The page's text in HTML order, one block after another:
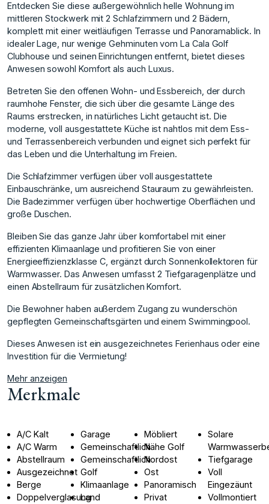
Entdecken Sie diese außergewöhnlich helle Wohnung im
mittleren Stockwerk mit 2 Schlafzimmern und 2 Bädern,
komplett mit einer weitläufigen Terrasse und Panoramablick. In
idealer Lage, nur wenige Gehminuten vom La Cala Golf
Clubhouse und seinen Einrichtungen entfernt, bietet dieses
Anwesen sowohl Komfort als auch Luxus.
Betreten Sie den offenen Wohn- und Essbereich, der durch
raumhohe Fenster, die sich über die gesamte Länge des
Raums erstrecken, in natürliches Licht getaucht ist. Die
moderne, voll ausgestattete Küche ist nahtlos mit dem Ess-
und Terrassenbereich verbunden und eignet sich perfekt für
das Leben und die Unterhaltung im Freien.
Die Schlafzimmer verfügen über voll ausgestattete
Einbauschränke, um ausreichend Stauraum zu gewährleisten.
Die Badezimmer verfügen über hochwertige Oberflächen und
große Duschen.
Bleiben Sie das ganze Jahr über komfortabel mit einer
effizienten Klimaanlage und profitieren Sie von einer
Energieeffizienzklasse C, ergänzt durch Sonnenkollektoren für
Warmwasser. Das Anwesen umfasst 2 ‌Tiefgaragenplätze ‌und
‌einen ‌Abstellraum ‌für zusätzlichen Komfort.
Die ‌Bewohner ‌haben außerdem Zugang ‌zu ‌wunderschön
‌gepflegten ‌Gemeinschaftsgärten ‌und ‌einem Swimmingpool.
Dieses ‌Anwesen ist ‌ein ausgezeichnetes Ferienhaus ‌oder ‌eine
‌Investition ‌für ‌die ‌Vermietung!
Mehr anzeigen
Merkmale
A/C Kalt
A/C Warm
Abstellraum
Ausgezeichnet
Berge
Doppelverglasung
Garage
Gemeinschaftlich
Gemeinschaftlich
Golf
Klimaanlage
Land
Möbliert
Nähe Golf
Nordost
Ost
Panoramisch
Privat
Solare
Tiefgarage
Voll
Eingezäunt
Vollmontiert